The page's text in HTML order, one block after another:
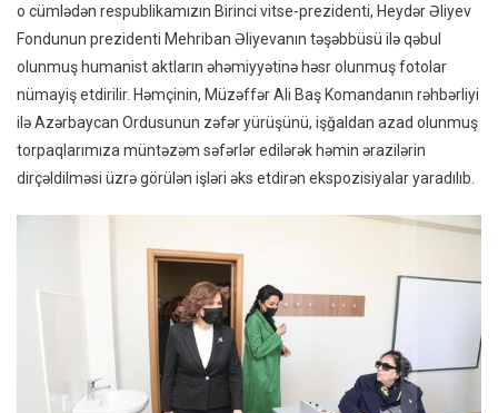
o cümlədən respublikamızın Birinci vitse-prezidenti, Heydər Əliyev
Fondunun prezidenti Mehriban Əliyevanın təşəbbüsü ilə qəbul
olunmuş humanist aktların əhəmiyyətinə həsr olunmuş fotolar
nümayiş etdirilir. Həmçinin, Müzəffər Ali Baş Komandanın rəhbərliyi
ilə Azərbaycan Ordusunun zəfər yürüşünü, işğaldan azad olunmuş
torpaqlarımıza müntəzəm səfərlər edilərək həmin ərazilərin
dirçəldilməsi üzrə görülən işləri əks etdirən ekspozisiyalar yaradılıb.